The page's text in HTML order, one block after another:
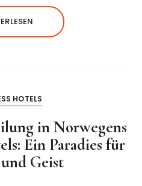
HOTELS
in Norwegens
Ein Paradies für
Geist